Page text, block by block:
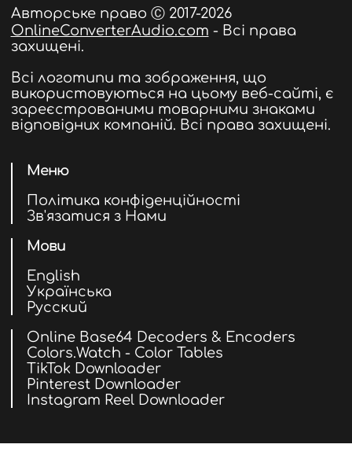
Авторське право Ⓒ 2017-2026
OnlineConverterAudio.com - Всі права
захищені.
Всі логотипи та зображення, що
використовуються на цьому веб-сайті, є
зареєстрованими товарними знаками
відповідних компаній. Всі права захищені.
Меню
Політика конфіденційності
Зв'язатися з Нами
Мови
English
Українська
Русский
Online Base64 Decoders & Encoders
Colors.Watch - Color Tables
TikTok Downloader
Pinterest Downloader
Instagram Reel Downloader